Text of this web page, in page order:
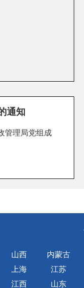
通知
管理局党组成
山西
内蒙古
上海
江苏
江西 山东